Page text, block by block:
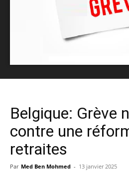
Belgique: Grève
contre une
retraites
Par Med Ben Mohmed - 13 janvier 2025